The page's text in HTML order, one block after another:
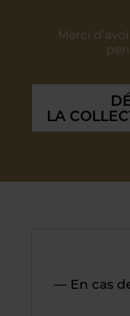
Merci
LA
— En cas